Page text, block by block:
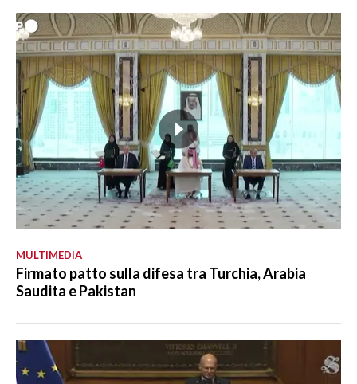
MULTIMEDIA
Firmato patto sulla difesa tra Turchia, Arabia
Saudita e Pakistan